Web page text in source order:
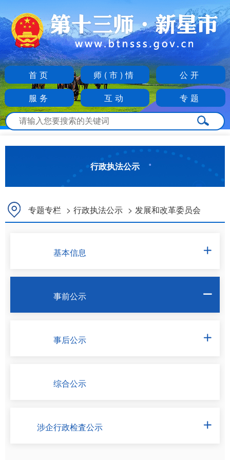
首页 师(市)情
公开
服务
互动 专题
行政执法公示
专题专栏 > 行政执法公示 > 发展和改革委员会
基本信息 
事前公示 
事后公示 
综合公示
涉企行政检査公示 